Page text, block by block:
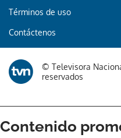
Términos de uso
Contáctenos
© Televisora
reservados